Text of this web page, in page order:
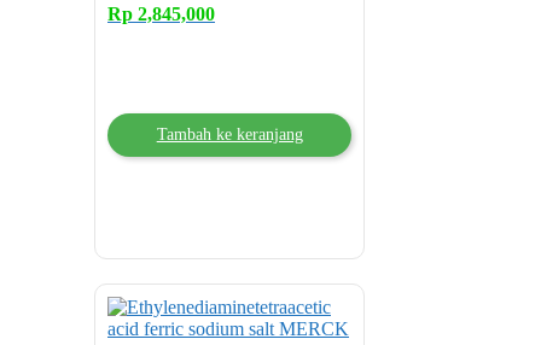
Rp 2,845,000
Tambah ke keranjang